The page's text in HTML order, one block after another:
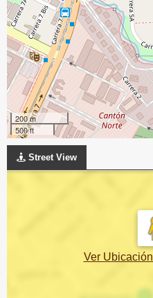
200 m
500 ft
Street View
Ver Ubicación